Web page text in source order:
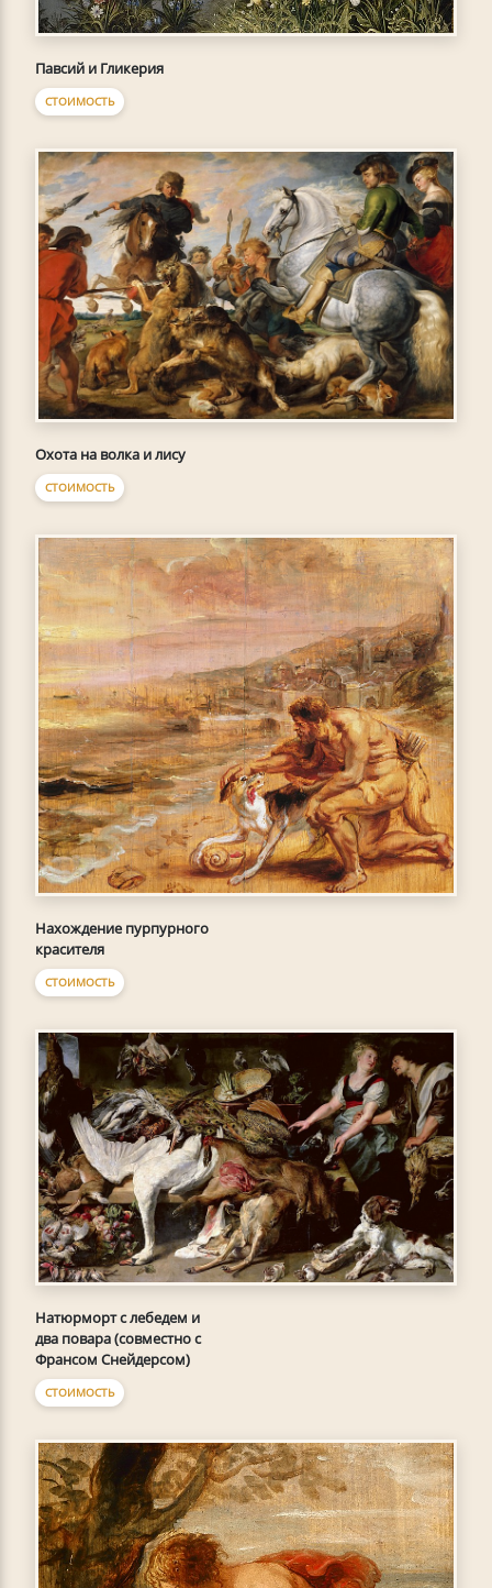
Павсий и Гликерия
СТОИМОСТЬ
Охота на волка и лису
СТОИМОСТЬ
Нахождение пурпурного
красителя
СТОИМОСТЬ
Натюрморт с лебедем и
два повара (совместно с
Франсом Снейдерсом)
СТОИМОСТЬ